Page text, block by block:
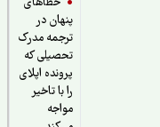
پنهان در
ترجمه مدرک
تحصیلی که
پرونده اپلای
را با تاخیر